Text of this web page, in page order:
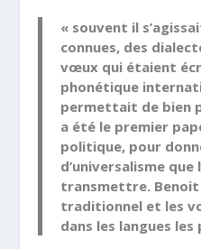
« souvent il
connues, des
vœux qui étaient
phonétique
permettait de bien
a été le premier
politique, pour
d’universalisme que
transmettre. Benoit
traditionnel et les
dans les langues